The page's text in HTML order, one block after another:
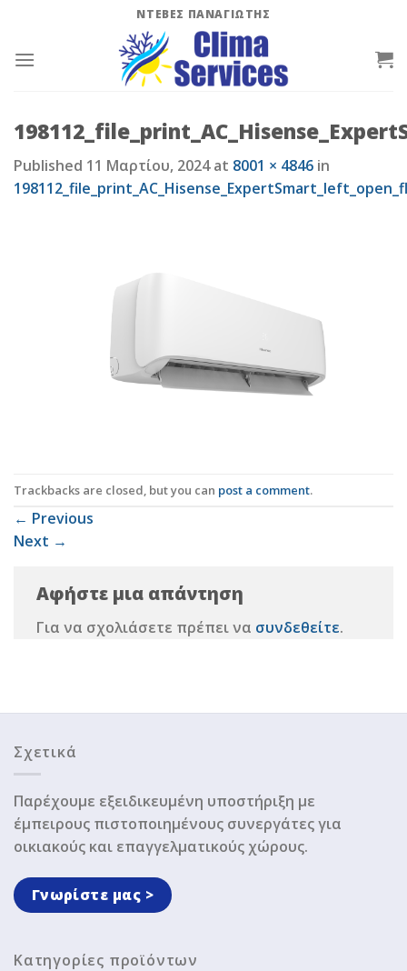
content
ΝΤΕΒΕΣ ΠΑΝΑΓΙΩΤΗΣ
Published 11 Μαρτίου, 2024at 8001 × 4846 in
Trackbacks are closed, but you can post a comment.
← Previous
Next →
Αφήστε μια απάντηση
Για να σχολιάσετε πρέπει να συνδεθείτε.
Σχετικά
Παρέχουμε εξειδικευμένη υποστήριξη με
έμπειρους πιστοποιημένους συνεργάτες για
οικιακούς και επαγγελματικούς χώρους.
Γνωρίστε μας >
Κατηγορίες προϊόντων